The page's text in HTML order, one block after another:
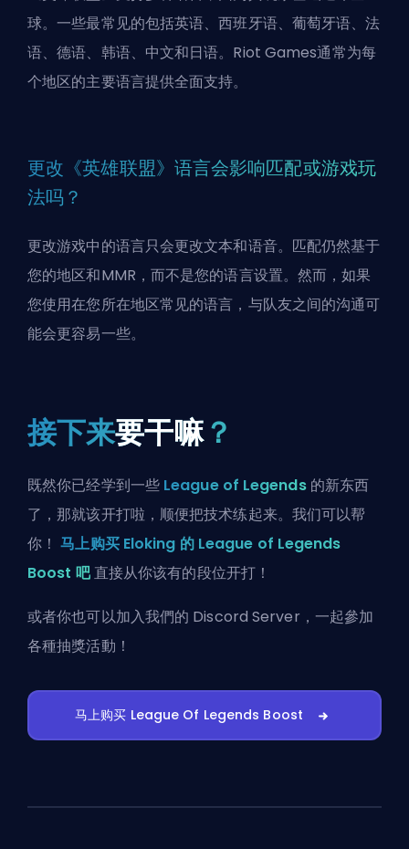
球。一些最常见的包括英语、西班牙语、葡萄牙语、法
语、德语、韩语、中文和日语。Riot Games通常为每
个地区的主要语言提供全面支持。
更改《英雄联盟》语言会影响匹配或游戏玩
法吗？
更改游戏中的语言只会更改文本和语音。匹配仍然基于
您的地区和MMR，而不是您的语言设置。然而，如果
您使用在您所在地区常见的语言，与队友之间的沟通可
能会更容易一些。
接下来要干嘛？
既然你已经学到一些 League of Legends的新东西
了，那就该开打啦，顺便把技术练起来。我们可以帮
你！马上购买 Eloking 的 League of Legends
Boost 吧直接从你该有的段位开打！
或者你也可以加入我們的 Discord Server ，一起參加
各種抽獎活動！
马上购买 League Of Legends Boost